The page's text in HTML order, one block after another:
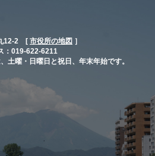
12-2 [ 市役所の地図 ］
：019-622-6211
土曜・日曜日と祝日、年末年始です。